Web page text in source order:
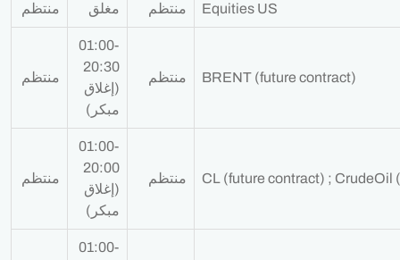
Equities US منتظم مغلق منتظم
BRENT (future contract) منتظم
01:00-
20:30
(إغلاق
مبكر)
منتظم
CL (future contract) ; CrudeOil منتظم
01:00-
20:00
(إغلاق
مبكر)
منتظم
01:00-